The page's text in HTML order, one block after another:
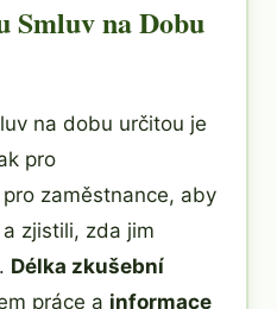
Smluv na Dobu
na dobu určitou je
pro
zaměstnance, aby
zjistili, zda jim
Délka zkušební
práce a informace